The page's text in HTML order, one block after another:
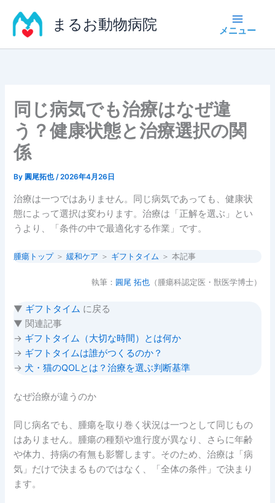
ス
まるお動物病院
同じ病気でも治療はなぜ違
う？健康状態と治療選択の関
係
By 圓尾拓也/2026年4月26日
治療は一つではありません。同じ病気であっても、健康状
態によって選択は変わります。治療は「正解を選ぶ」とい
うより、「条件の中で最適化する作業」です。
腫瘍トップ ＞緩和ケア ＞ ギフトタイム ＞ 本記事
執筆： 圓尾 拓也（腫瘍科認定医・獣医学博士）
▼ ギフトタイム に戻る
▼ 関連記事
→ ギフトタイム（大切な時間）とは何か
→ ギフトタイムは誰がつくるのか？
→ 犬・猫のQOLとは？治療を選ぶ判断基準
なぜ治療が違うのか
同じ病名でも、腫瘍を取り巻く状況は一つとして同じもの
はありません。腫瘍の種類や進行度が異なり、さらに年齢
や体力、持病の有無も影響します。そのため、治療は「病
気」だけで決まるものではなく、「全体の条件」で決まり
ます。